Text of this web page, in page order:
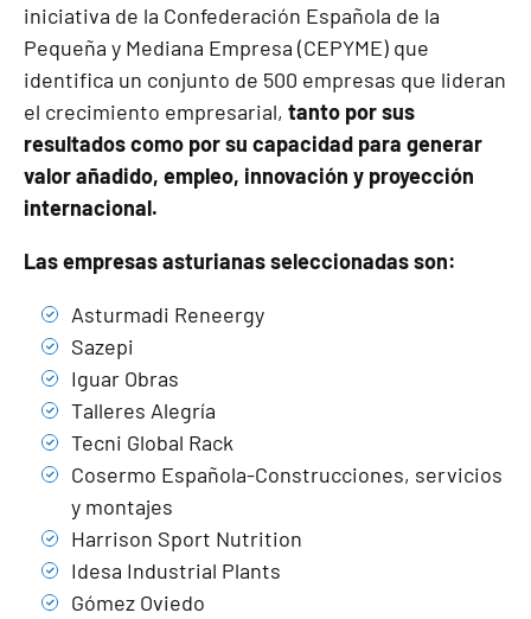
iniciativa de la Confederación Española de la
Pequeña y Mediana Empresa (CEPYME) que
identifica un conjunto de 500 empresas que lideran
el crecimiento empresarial, tanto por sus
resultados como por su capacidad para generar
valor añadido, empleo, innovación y proyección
internacional.
Las empresas asturianas seleccionadas son:
Asturmadi Reneergy
Sazepi
Iguar Obras
Talleres Alegría
Tecni Global Rack
Cosermo Española-Construcciones, servicios
y montajes
Harrison Sport Nutrition
Idesa Industrial Plants
Gómez Oviedo